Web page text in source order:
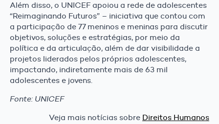
Além disso, o UNICEF apoiou a rede de adolescentes
“Reimaginando Futuros” – iniciativa que contou com
a participação de 77 meninos e meninas para discutir
objetivos, soluções e estratégias, por meio da
política e da articulação, além de dar visibilidade a
projetos liderados pelos próprios adolescentes,
impactando, indiretamente mais de 63 mil
adolescentes e jovens.
Fonte: UNICEF
Veja mais notícias sobre Direitos Humanos